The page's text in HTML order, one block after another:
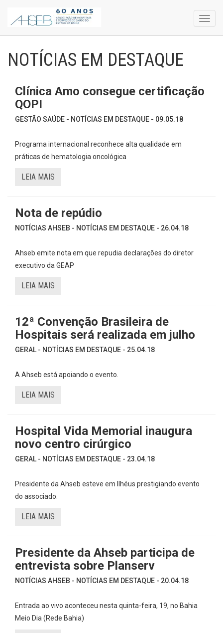
NOTÍCIAS EM DESTAQUE
Clínica Amo consegue certificação
QOPI
GESTÃO SAÚDE - NOTÍCIAS EM DESTAQUE - 09.05.18
Programa internacional reconhece alta qualidade em
práticas de hematologia oncológica
LEIA MAIS
Nota de repúdio
NOTÍCIAS AHSEB - NOTÍCIAS EM DESTAQUE - 26.04.18
Ahseb emite nota em que repudia declarações do diretor
executivo da GEAP
LEIA MAIS
12ª Convenção Brasileira de
Hospitais será realizada em julho
GERAL - NOTÍCIAS EM DESTAQUE - 25.04.18
A Ahseb está apoiando o evento.
LEIA MAIS
Hospital Vida Memorial inaugura
novo centro cirúrgico
GERAL - NOTÍCIAS EM DESTAQUE - 23.04.18
Presidente da Ahseb esteve em Ilhéus prestigiando evento
do associado.
LEIA MAIS
Presidente da Ahseb participa de
entrevista sobre Planserv
NOTÍCIAS AHSEB - NOTÍCIAS EM DESTAQUE - 20.04.18
Entrada ao vivo aconteceu nesta quinta-feira, 19, no Bahia
Meio Dia (Rede Bahia)